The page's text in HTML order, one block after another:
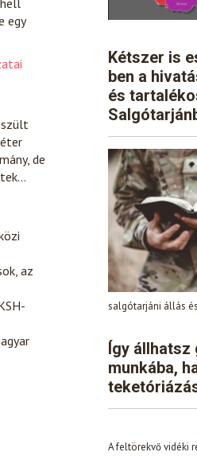
egy
de
az
Kétszer is
ben a
és
salgótarjáni állás
Így állhatsz
munkába,
A feltörekvő vidéki